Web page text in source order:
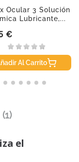
Ocular 3 Solución
Lubricante,...
€
Al Carrito
el